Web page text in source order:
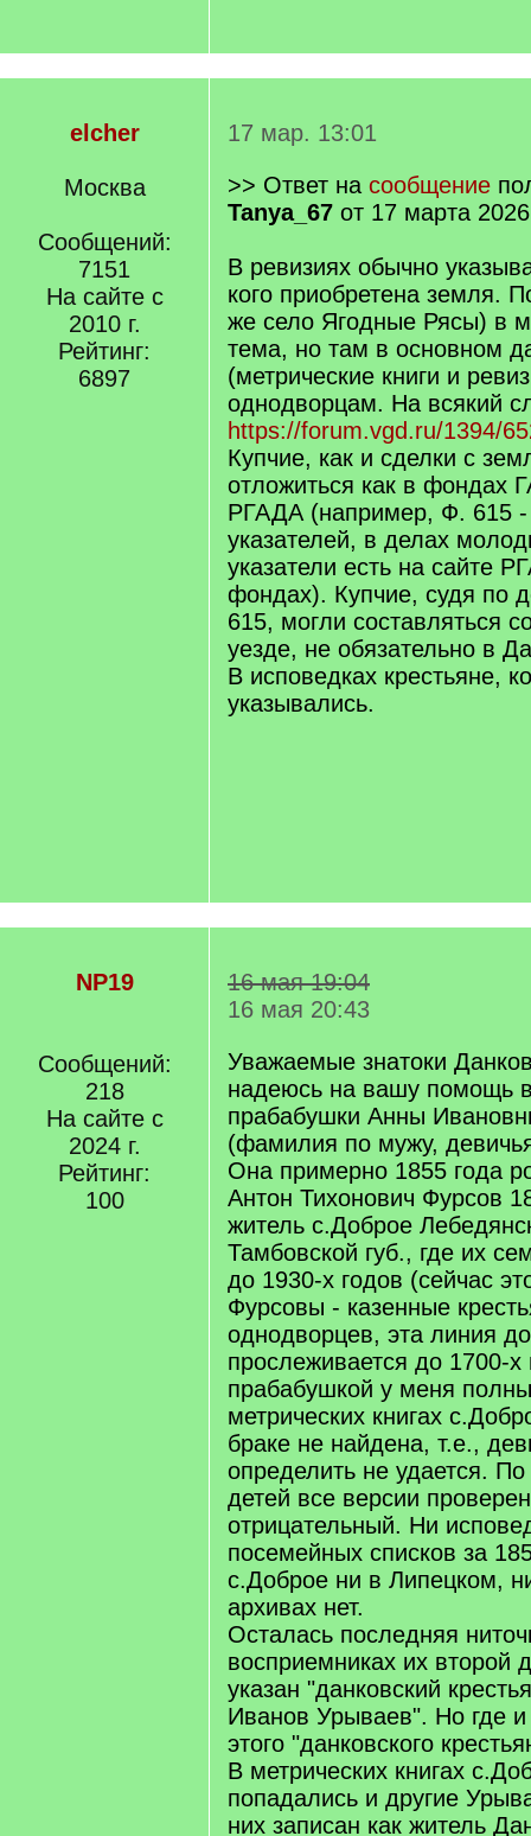
elcher
Москва
Сообщений:
7151
На сайте с
2010 г.
Рейтинг:
6897
17 мар. 13:01
>> Ответ на сообщение
Tanya_67 от 17 марта
В ревизиях обычно
кого приобретена земля.
же село Ягодные Рясы) в
тема, но там в основном
(метрические книги и
однодворцам. На всякий
https://forum.vgd.ru/1394/
Купчие, как и сделки с
отложиться как в фондах
РГАДА (например, Ф. 615 -
указателей, в делах
указатели есть на сайте
фондах). Купчие, судя по
615, могли составляться
уезде, не обязательно в
В исповедках крестьяне,
указывались.
NP19
Сообщений:
218
На сайте с
2024 г.
Рейтинг:
100
16 мая 19:04
16 мая 20:43
Уважаемые знатоки
надеюсь на вашу помощь
прабабушки Анны
(фамилия по мужу,
Она примерно 1855 года
Антон Тихонович Фурсов
житель с.Доброе
Тамбовской губ., где их
до 1930-х годов (сейчас
Фурсовы - казенные
однодворцев, эта линия
прослеживается до 1700-х
прабабушкой у меня
метрических книгах
браке не найдена, т.е.,
определить не удается.
детей все версии
отрицательный. Ни
посемейных списков за
с.Доброе ни в Липецком,
архивах нет.
Осталась последняя
восприемниках их второй
указан "данковский
Иванов Урываев". Но где и
этого "данковского
В метрических книгах
попадались и другие
них записан как житель